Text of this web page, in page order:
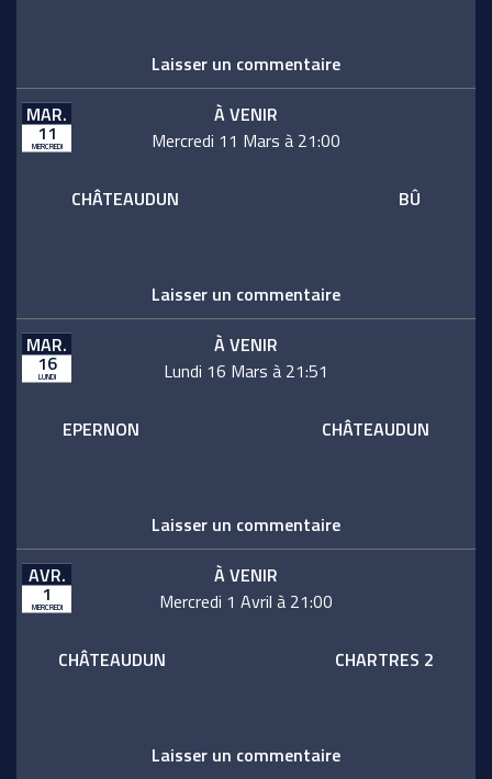
Laisser un commentaire
MAR.
11
MERCREDI
À VENIR
Mercredi 11 Mars à 21:00
CHÂTEAUDUN BÛ
Laisser un commentaire
MAR.
16
LUNDI
À VENIR
Lundi 16 Mars à 21:51
EPERNON CHÂTEAUDUN
Laisser un commentaire
AVR.
1
MERCREDI
À VENIR
Mercredi 1 Avril à 21:00
CHÂTEAUDUN CHARTRES 2
Laisser un commentaire